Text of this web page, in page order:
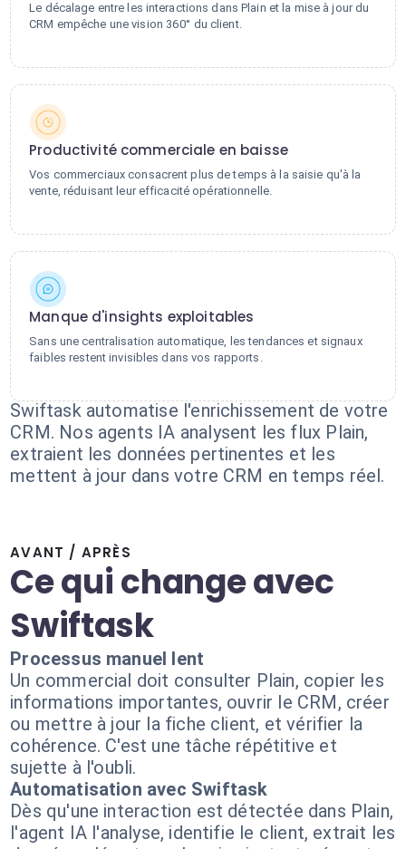
Le décalage entre les interactions dans Plain et la mise à jour du
CRM empêche une vision 360° du client.
Productivité commerciale en baisse
Vos commerciaux consacrent plus de temps à la saisie qu'à la
vente, réduisant leur efficacité opérationnelle.
Manque d'insights exploitables
Sans une centralisation automatique, les tendances et signaux
faibles restent invisibles dans vos rapports.
Swiftask automatise l'enrichissement de votre
CRM. Nos agents IA analysent les flux Plain,
extraient les données pertinentes et les
mettent à jour dans votre CRM en temps réel.
AVANT / APRÈS
Ce qui change avec
Swiftask
Processus manuel lent
Un commercial doit consulter Plain, copier les
informations importantes, ouvrir le CRM, créer
ou mettre à jour la fiche client, et vérifier la
cohérence. C'est une tâche répétitive et
sujette à l'oubli.
Automatisation avec Swiftask
Dès qu'une interaction est détectée dans Plain,
l'agent IA l'analyse, identifie le client, extrait les